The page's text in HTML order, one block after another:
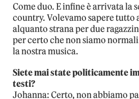
Come duo. E infine è arrivata la
country. Volevamo sapere tutto
alquanto strana per due
per certo che non siamo
la nostra musica.
Siete mai state politicamente
testi?
Johanna: Certo, non abbiamo